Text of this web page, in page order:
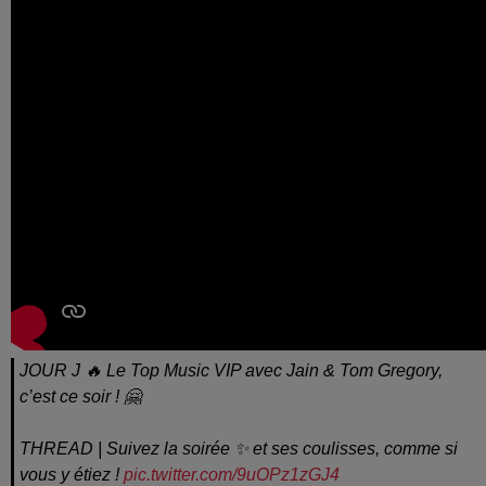
JOUR J 🔥 Le Top Music VIP avec Jain & Tom Gregory,
c’est ce soir ! 🤗
THREAD | Suivez la soirée ✨ et ses coulisses, comme si
vous y étiez !pic.twitter.com/9uOPz1zGJ4